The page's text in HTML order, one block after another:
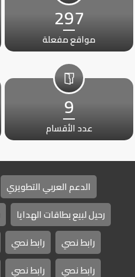
297
مواقع مفعلة
9
عدد الأقسام
الدعم العربي التطويري
رحيل لبيع بطاقات الهدايا
رابط نصي
رابط نصي
رابط نصي
رابط نصي